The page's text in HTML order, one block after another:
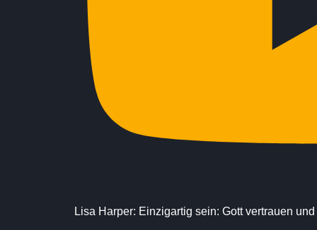
Lisa Harper: Einzigartig sein: Gott vertrauen